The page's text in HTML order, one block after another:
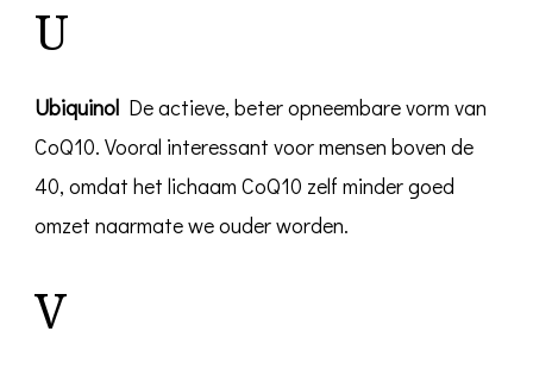
U
Ubiquinol De actieve, beter opneembare vorm van
CoQ10. Vooral interessant voor mensen boven de
40, omdat het lichaam CoQ10 zelf minder goed
omzet naarmate we ouder worden.
V